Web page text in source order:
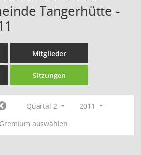
Tangerhütte -
Mitglieder
Sitzungen
Quartal 2
2011
Gremium auswählen